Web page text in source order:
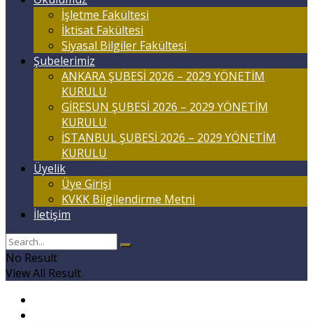
İşletme Fakültesi
İktisat Fakültesi
Siyasal Bilgiler Fakültesi
Şubelerimiz
ANKARA ŞUBESİ 2026 – 2029 YÖNETİM
KURULU
GİRESUN ŞUBESİ 2026 – 2029 YÖNETİM
KURULU
İSTANBUL ŞUBESİ 2026 – 2029 YÖNETİM
KURULU
Üyelik
Üye Girişi
KVKK Bilgilendirme Metni
İletişim
No Result
View All Result